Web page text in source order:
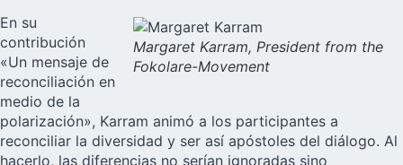
Margaret Karram, President from the
Fokolare-Movement
En su
contribución
«Un mensaje de
reconciliación en
medio de la
polarización», Karram animó a los participantes a
reconciliar la diversidad y ser así apóstoles del diálogo. Al
hacerlo, las diferencias no serían ignoradas sino